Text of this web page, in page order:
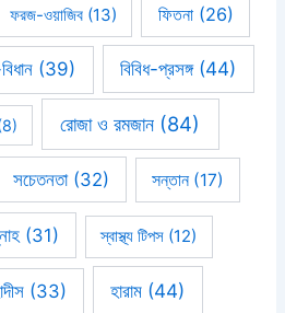
ফরজ-ওয়াজিব(13) ফিতনা(26)
(39) বিবিধ-প্রসঙ্গ(44)
রোজা ও রমজান (84)
সচেতনতা(32) সন্তান(17)
(31) স্বাস্থ্য টিপস (12)
(33) হারাম (44)